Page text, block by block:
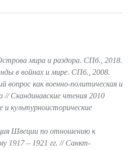
мира и раздора. СПб., 2018.
в войнах и мире. СПб., 2008.
вопрос как военно-политическая и
// Скандинавские чтения 2010
и культурноисторические
Швеции по отношению к
1917 – 1921 гг. // Санкт-